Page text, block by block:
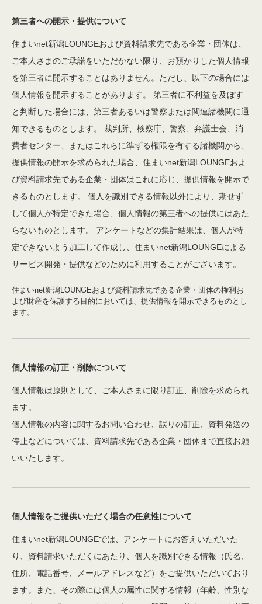
第三者への開示・提供について
住まいnet新潟LOUNGEおよび資料請求先である企業・団体は、
ご本人さまのご承諾をいただかない限り、お預かりした個人情報
を第三者に開示することはありません。ただし、以下の場合には
個人情報を開示することがあります。 第三者に不利益を及ぼす
と判断した場合には、第三者あるいは警察または関連諸機関に通
知できるものとします。 裁判所、検察庁、警察、弁護士会、消
費者センター、またはこれらに準ずる権限を有する諸機関から、
提供情報の開示を求められた場合、住まいnet新潟LOUNGEおよ
び資料請求先である企業・団体はこれに応じ、提供情報を開示で
きるものとします。 個人を識別できる情報以外により、期せず
して個人が特定できた場合、個人情報の第三者への提供にはあた
らないものとします。 アンケートなどの集計結果は、個人が特
定できないよう加工して作成し、住まいnet新潟LOUNGEによる
サービス開発・提供などのために利用することがございます。
住まいnet新潟LOUNGEおよび資料請求先である企業・団体の権利お
よび財産を保護する目的においては、提供情報を開示できるものとし
ます。
個人情報の訂正・削除について
個人情報は原則として、ご本人さまに限り訂正、削除を求められ
ます。
個人情報の内容に関するお問い合わせ、誤りの訂正、資料発送の
停止などについては、資料請求先である企業・団体まで直接お願
いいたします。
個人情報をご提供いただく場合の任意性について
住まいnet新潟LOUNGEでは、アンケートにお答えいただいた
り、資料請求いただくにあたり、個人を識別できる情報（氏名、
住所、電話番号、メールアドレスなど）をご提供いただいており
ます。また、その際には個人の属性に関する情報（年齢、性別な